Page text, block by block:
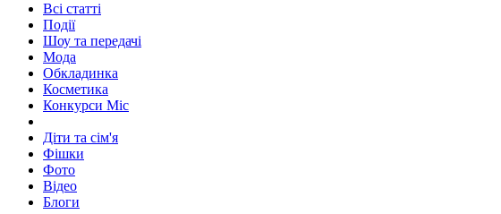
Всі статті
Події
Шоу та передачі
Мода
Обкладинка
Косметика
Конкурси Міс
Діти та сім'я
Фішки
Фото
Відео
Блоги